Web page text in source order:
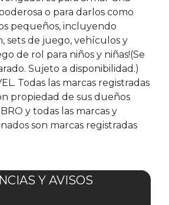
o para darlos como
pequeños, incluyendo
sets de juego, vehículos y
de rol para niños y niñas!(Se
Sujeto a disponibilidad.)
Todas las marcas registradas
propiedad de sus dueños
y todas las marcas y
son marcas registradas
Y AVISOS